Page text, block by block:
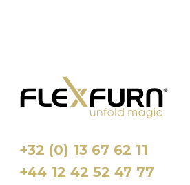
+32 (0) 13 67 62 11
+44 12 42 52 47 77